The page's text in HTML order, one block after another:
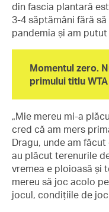
din fascia plantară
3-4 săptămâni fără
pandemia și am
Momentul zero.
primului titlu
„Mie mereu mi-a
cred că am mers
Dragu, unde am
au plăcut terenurile
vremea e ploioasă și
mereu să joc acolo
jocul, condițiile de